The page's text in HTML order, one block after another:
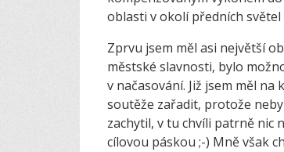
oblasti v okolí předních
Zprvu jsem měl asi největší
městské slavnosti, bylo
v načasování. Již jsem měl
soutěže zařadit, protože
zachytil, v tu chvíli patrně nic
cílovou páskou ;-) Mně však